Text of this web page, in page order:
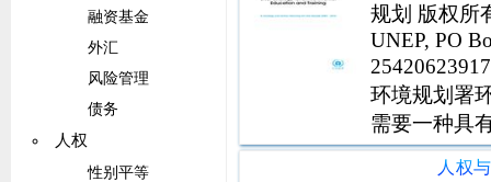
融资基金
外汇
风险管理
债务
人权
性别平等
规划 版权所
UNEP, PO
环境规划署
需要一种具
够
人权